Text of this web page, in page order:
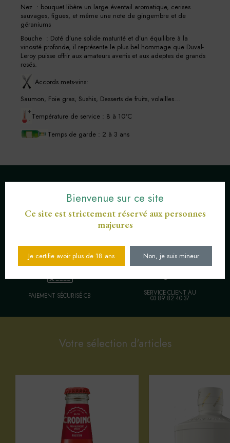
Nez : bouquet libère un large éventail aromatique, cerises
sauvages, figues, et même une note de gingembre et de
géraniums
Bouche : Doté d’une solide maturité et d’un équilibre à la
vinosité profonde, il représente le plus bel hommage que Duval-
Leroy puisse offrir aux amateurs avertis et aux adeptes de grands
rosés.
Accords mets-vins:
Saumon, Foie gras, Sushis, Desserts de fruits, volailles...
Température de service : 8 à 10°C
Temps de garde : 2 à 3 ans
LIVRAISON OFFERTE POUR LES
COMMANDES SUPÉRIEURES À 30 ENGAGEMENT SERVICE DE
PAIEMENT SÉCURISÉ CB SERVICE CLIENT AU
03 89 82 40 37
Votre sélection d'articles
Bienvenue sur ce site
Ce site est strictement réservé aux personnes
majeures
Je certifie avoir plus de 18 ans Non, je suis mineur